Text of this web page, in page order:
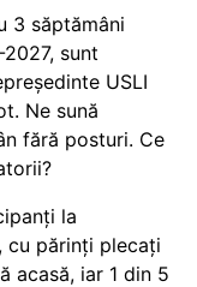
3 săptămâni
sunt
USLI
Ne sună
fără posturi. Ce
la
cu părinți plecați
acasă, iar 1 din 5